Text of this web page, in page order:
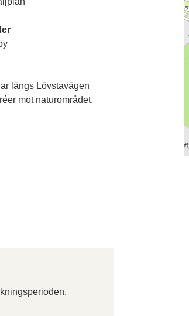
längs Lövstavägen
mot naturområdet.